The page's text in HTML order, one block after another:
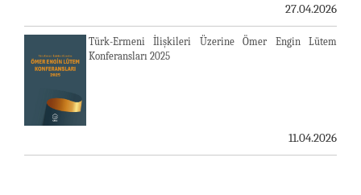
27.04.2026
Türk-Ermeni İlişkileri Üzerine Ömer Engin Lütem
Konferansları 2025
11.04.2026